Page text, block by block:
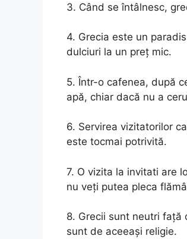
3. Când se întâlnesc,
4. Grecia este un
dulciuri la un preț mic.
5. Într-o cafenea, după
apă, chiar dacă nu a
6. Servirea vizitatorilor
este tocmai potrivită.
7. O vizita la invitati are
nu veți putea pleca
8. Grecii sunt neutri față
sunt de aceeași religie.